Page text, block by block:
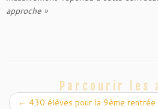
approche »
Parcourir les
← 430 élèves pour la 9ème rentrée